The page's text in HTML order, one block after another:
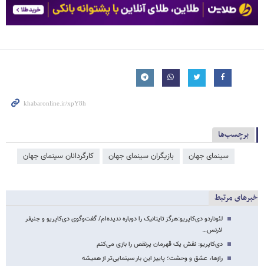
برچسب‌ها
سینمای جهان بازیگران سینمای جهان کارگردانان سینمای جهان
خبرهای مرتبط
لئوناردو دی‌کاپریو:هرگز تایتانیک را دوباره ندیده‌ام/ گفت‌وگوی دی‌کاپریو و جنیفر
لارنس…
دی‌کاپریو: نقش یک قهرمان پرنقص را بازی می‌کنم
رازها، عشق و وحشت؛ پاییز این بار سینمایی‌تر از همیشه